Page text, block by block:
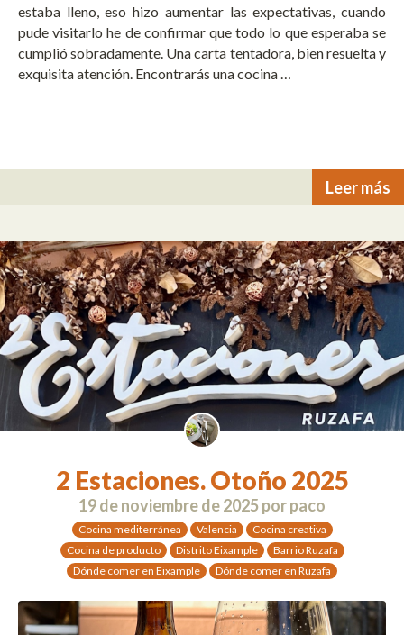
estaba lleno, eso hizo aumentar las expectativas, cuando
pude visitarlo he de confirmar que todo lo que esperaba se
cumplió sobradamente. Una carta tentadora, bien resuelta y
exquisita atención. Encontrarás una cocina …
Leer más
2 Estaciones. Otoño 2025
19 de noviembre de 2025porpaco
Cocina mediterránea Valencia
Cocina creativa
Cocina de producto
Distrito Eixample
Barrio Ruzafa
Dónde comer en Eixample
Dónde comer en Ruzafa